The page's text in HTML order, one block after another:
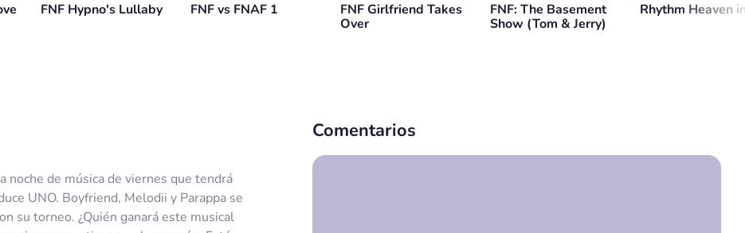
FNF Hypno's Lullaby FNF vs FNAF 1
FNF Girlfriend Takes
Over
FNF: The Basement
Show (Tom & Jerry)
Rhythm Heaven
noche de música de viernes que tendrá
UNO. Boyfriend, Melodii y Parappa se
su torneo. ¿Quién ganará este musical
Comentarios